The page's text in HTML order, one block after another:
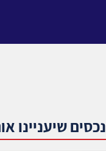
נכסים שיעניינו